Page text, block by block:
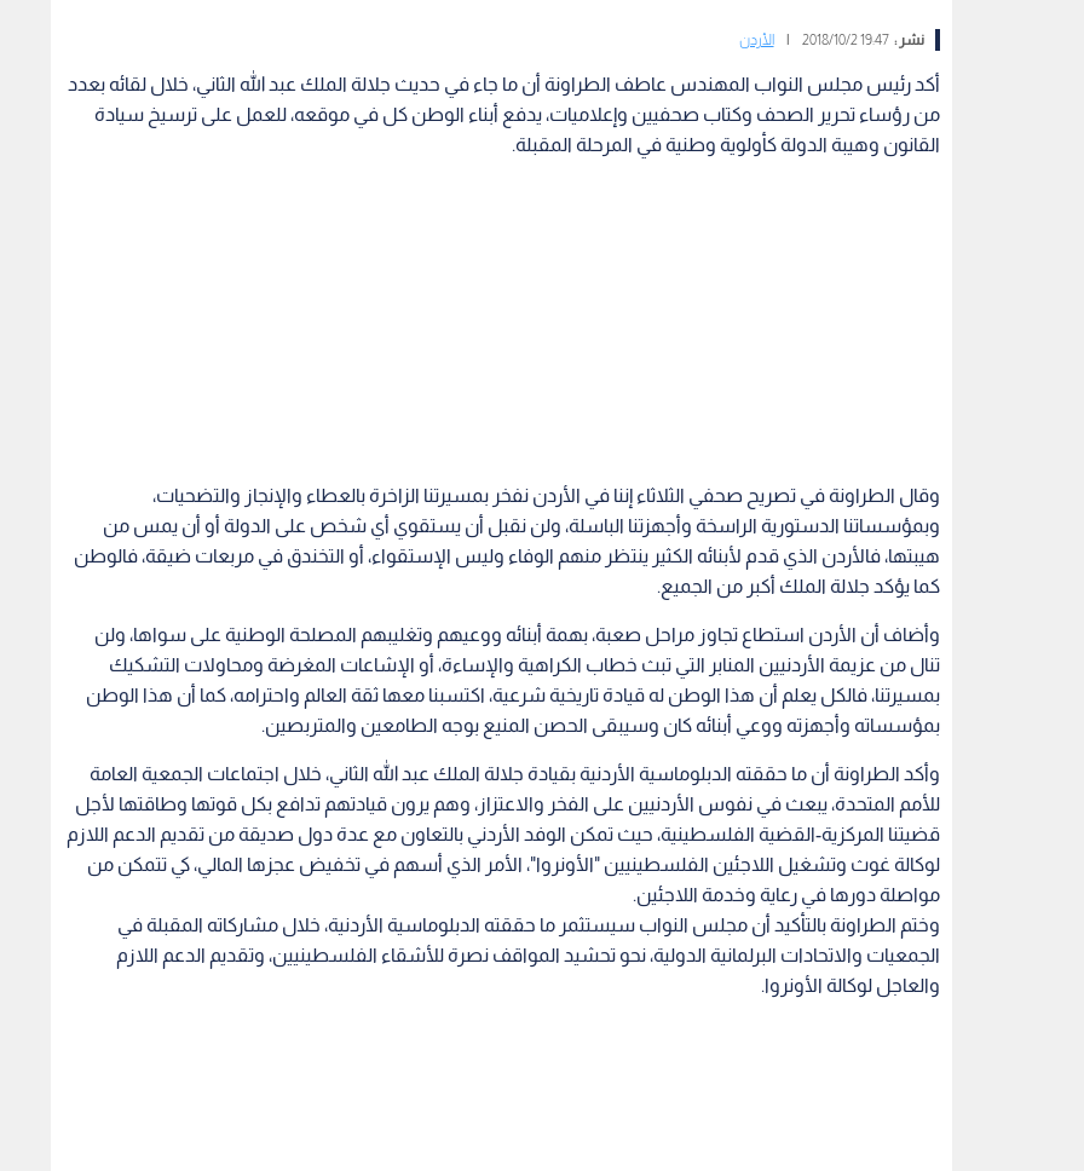
نشر :19:47 2018/10/2 الأردن
أكد رئيس مجلس النواب المهندس عاطف الطراونة أن ما جاء في حديث جلالة الملك عبد الله الثاني، خلال لقائه بعدد
من رؤساء تحرير الصحف وكتاب صحفيين وإعلاميات، يدفع أبناء الوطن كل في موقعه، للعمل على ترسيخ سيادة
القانون وهيبة الدولة كأولوية وطنية في المرحلة المقبلة.
وقال الطراونة في تصريح صحفي الثلاثاء إننا في الأردن نفخر بمسيرتنا الزاخرة بالعطاء والإنجاز والتضحيات،
وبمؤسساتنا الدستورية الراسخة وأجهزتنا الباسلة، ولن نقبل أن يستقوي أي شخص على الدولة أو أن يمس من
هيبتها، فالأردن الذي قدم لأبنائه الكثير ينتظر منهم الوفاء وليس الإستقواء، أو التخندق في مربعات ضيقة، فالوطن
كما يؤكد جلالة الملك أكبر من الجميع.
وأضاف أن الأردن استطاع تجاوز مراحل صعبة، بهمة أبنائه ووعيهم وتغليبهم المصلحة الوطنية على سواها، ولن
تنال من عزيمة الأردنيين المنابر التي تبث خطاب الكراهية والإساءة، أو الإشاعات المغرضة ومحاولات التشكيك
بمسيرتنا، فالكل يعلم أن هذا الوطن له قيادة تاريخية شرعية، اكتسبنا معها ثقة العالم واحترامه، كما أن هذا الوطن
بمؤسساته وأجهزته ووعي أبنائه كان وسيبقى الحصن المنيع بوجه الطامعين والمتربصين.
وأكد الطراونة أن ما حققته الدبلوماسية الأردنية بقيادة جلالة الملك عبد الله الثاني، خلال اجتماعات الجمعية العامة
للأمم المتحدة، يبعث في نفوس الأردنيين على الفخر والاعتزاز، وهم يرون قيادتهم تدافع بكل قوتها وطاقتها لأجل
قضيتنا المركزية-القضية الفلسطينية، حيث تمكن الوفد الأردني بالتعاون مع عدة دول صديقة من تقديم الدعم اللازم
لوكالة غوث وتشغيل اللاجئين الفلسطينيين "الأونروا"، الأمر الذي أسهم في تخفيض عجزها المالي، كي تتمكن من
مواصلة دورها في رعاية وخدمة اللاجئين.
وختم الطراونة بالتأكيد أن مجلس النواب سيستثمر ما حققته الدبلوماسية الأردنية، خلال مشاركاته المقبلة في
الجمعيات والاتحادات البرلمانية الدولية، نحو تحشيد المواقف نصرة للأشقاء الفلسطينيين، وتقديم الدعم اللازم
والعاجل لوكالة الأونروا.